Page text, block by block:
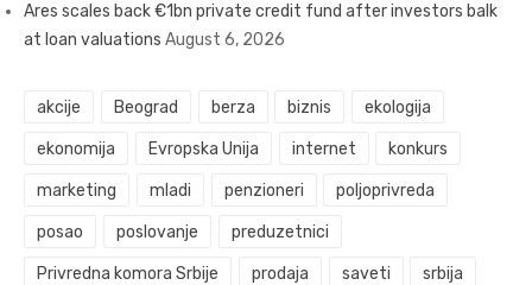
Ares scales back €1bn private credit fund after investors balk
at loan valuations August 6, 2026
akcije Beograd berza biznis ekologija
ekonomija Evropska Unija internet konkurs
marketing mladi penzioneri poljoprivreda
posao poslovanje preduzetnici
Privredna komora Srbije prodaja saveti srbija